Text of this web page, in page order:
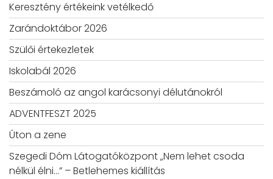
Keresztény értékeink vetélkedő
Zarándoktábor 2026
Szülői értekezletek
Iskolabál 2026
Beszámoló az angol karácsonyi délutánokról
ADVENTFESZT 2025
Úton a zene
Szegedi Dóm Látogatóközpont „Nem lehet csoda
nélkül élni…” – Betlehemes kiállítás